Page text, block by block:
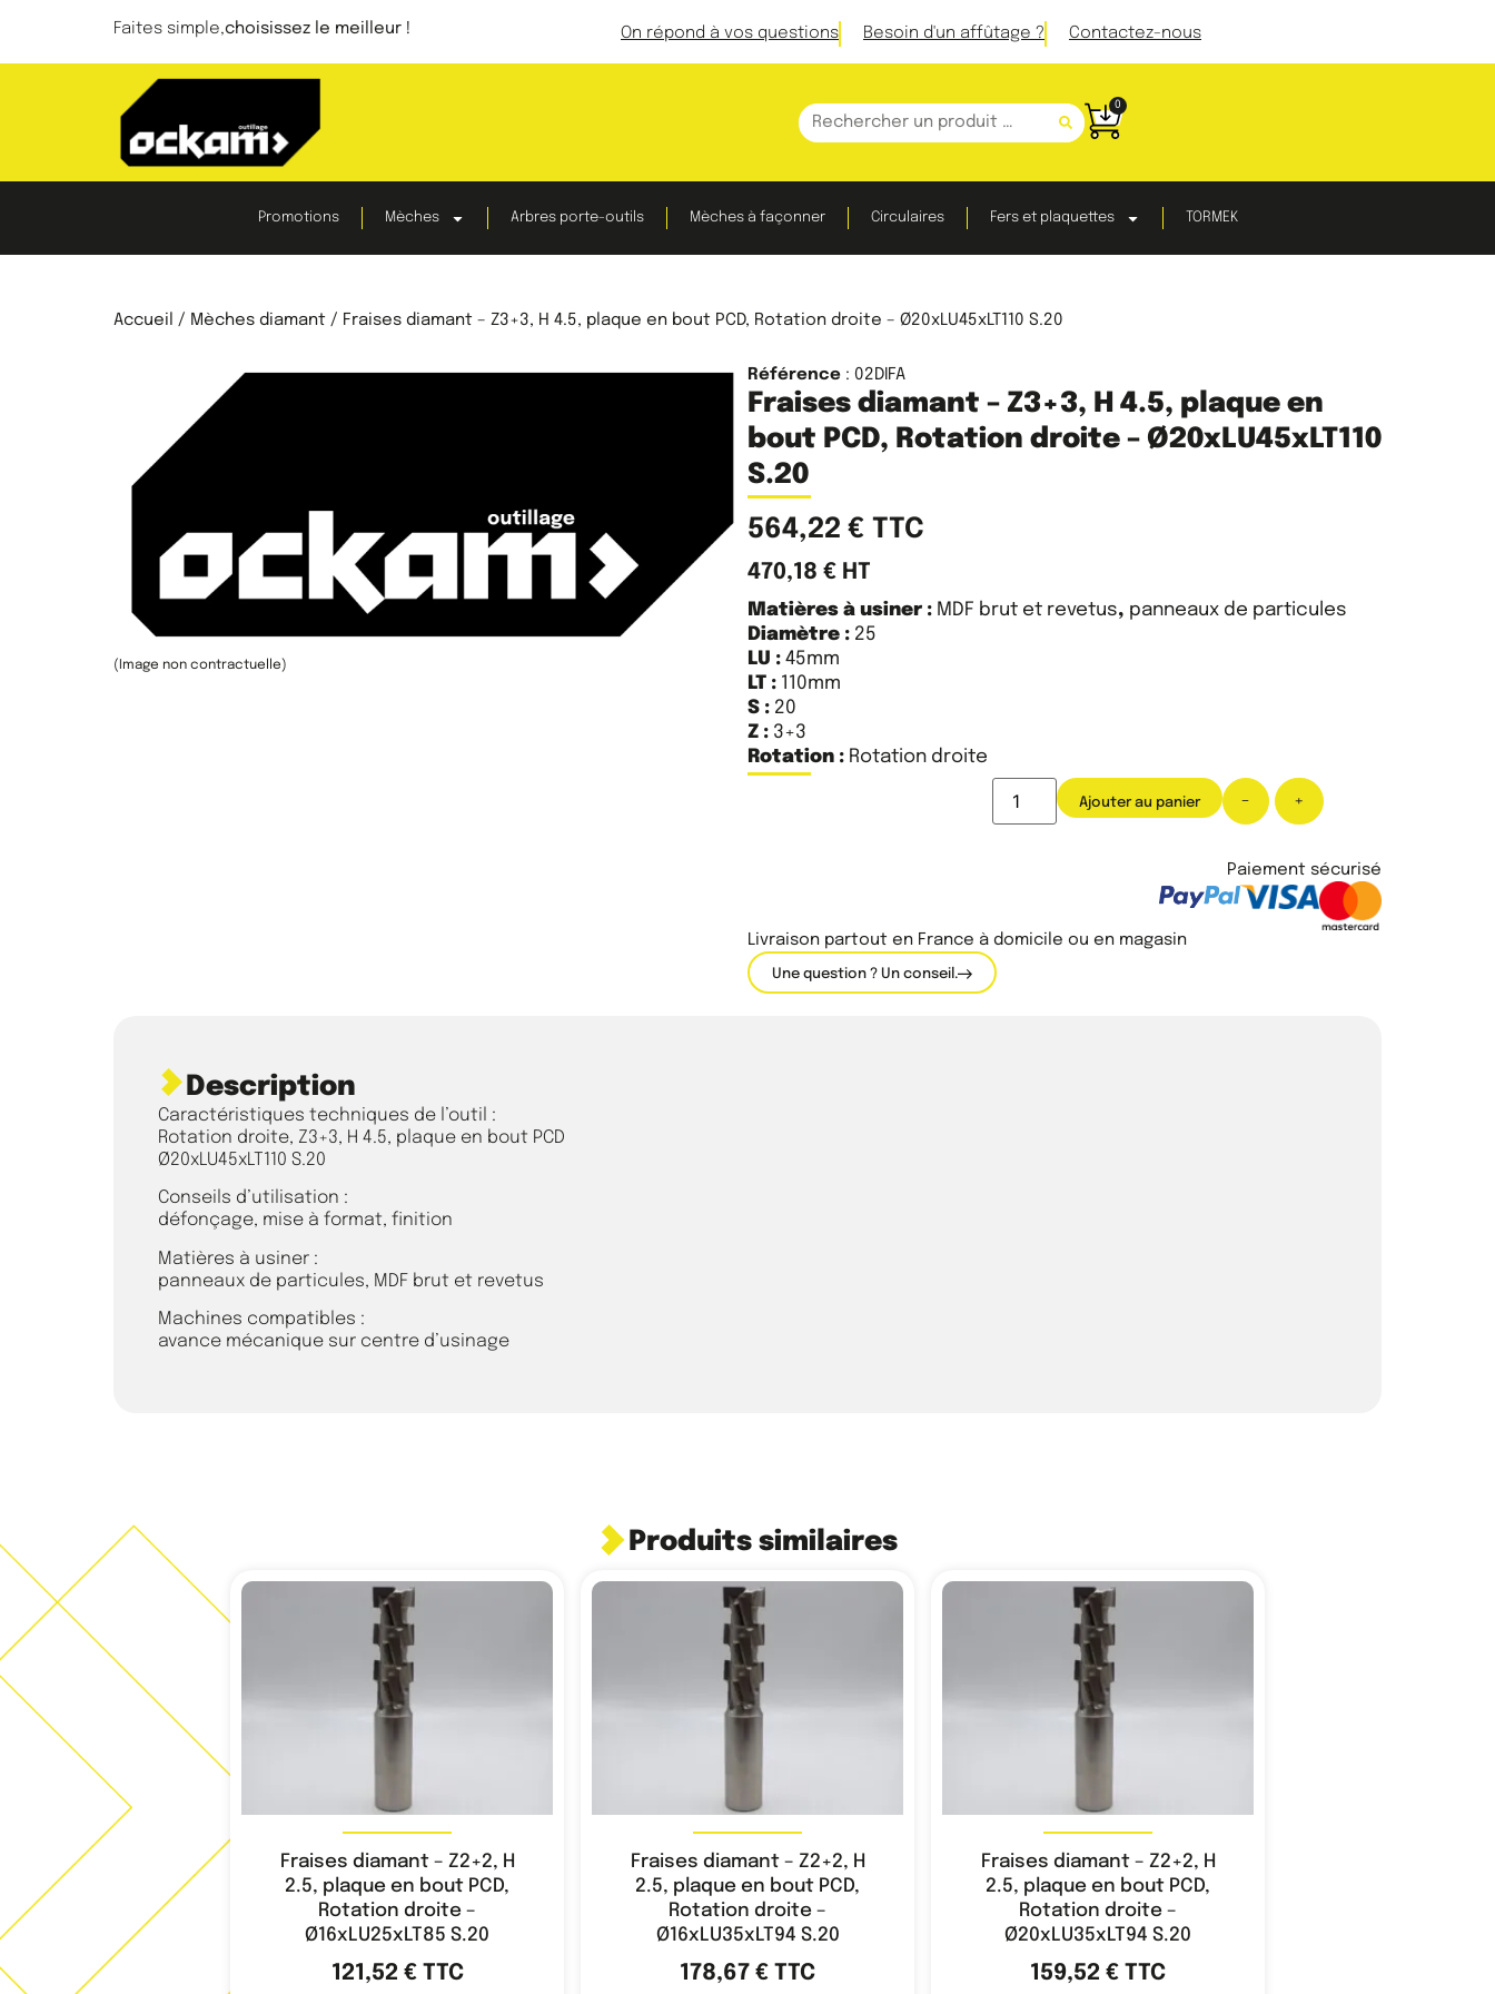
Faites simple,choisissez le meilleur ! On répond à vos questions Besoin d'un affûtage ? Contactez-nous
0
Promotions Mèches Arbres porte-outils Mèches à façonner Circulaires Fers et plaquettes TORMEK
Accueil / Mèches diamant / Fraises diamant – Z3+3, H 4.5, plaque en bout PCD, Rotation droite – Ø20xLU45xLT110 S.20
(Image non contractuelle)
Référence : 02DIFA
Fraises diamant – Z3+3, H 4.5, plaque en
bout PCD, Rotation droite – Ø20xLU45xLT110
S.20
564,22 € TTC
470,18 € HT
Matières à usiner : MDF brut et revetus, panneaux de particules
Diamètre : 25
LU : 45mm
LT : 110mm
S : 20
Z : 3+3
Rotation : Rotation droite
- +
Ajouter au panier
Paiement sécurisé
Livraison partout en France à domicile ou en magasin
Une question ? Un conseil.
Description
Caractéristiques techniques de l’outil :
Rotation droite, Z3+3, H 4.5, plaque en bout PCD
Ø20xLU45xLT110 S.20
Conseils d’utilisation :
défonçage, mise à format, finition
Matières à usiner :
panneaux de particules, MDF brut et revetus
Machines compatibles :
avance mécanique sur centre d’usinage
Produits similaires
Fraises diamant – Z2+2, H
2.5, plaque en bout PCD,
Rotation droite –
Ø16xLU25xLT85 S.20
121,52 €TTC
Fraises diamant – Z2+2, H
2.5, plaque en bout PCD,
Rotation droite –
Ø16xLU35xLT94 S.20
178,67 € TTC
Fraises diamant – Z2+2, H
2.5, plaque en bout PCD,
Rotation droite –
Ø20xLU35xLT94 S.20
159,52 € TTC